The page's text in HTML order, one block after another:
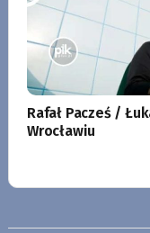
Rafał Pacześ /
Wrocławiu